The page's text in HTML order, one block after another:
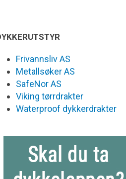
Frivannsliv AS
Metallsøker AS
SafeNor AS
Viking tørrdrakter
Waterproof dykkerdrakter